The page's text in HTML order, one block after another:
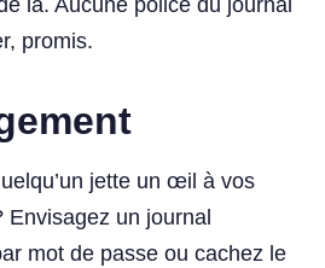
là. Aucune police du journal
promis.
jette un œil à vos
un journal
mot de passe ou cachez le